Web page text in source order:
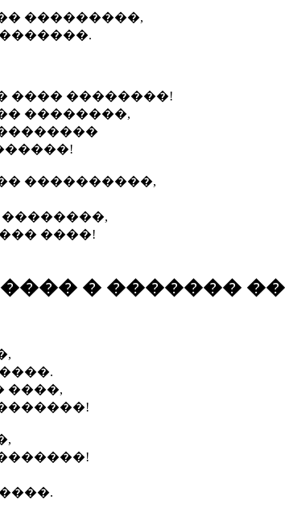
���������,
���� ��������!
��������,
����������,
����!
� �������
����,